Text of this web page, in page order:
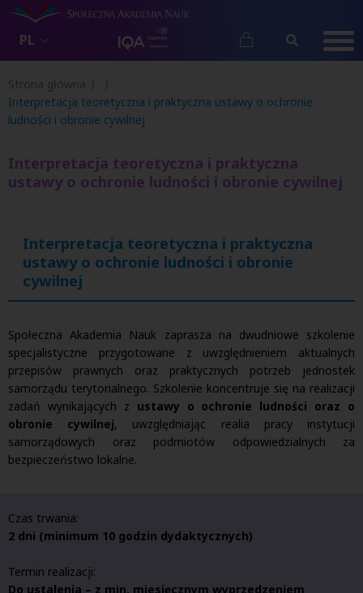
PL
Strona główna
Interpretacja teoretyczna i praktyczna ustawy o ochronie
ludności i obronie cywilnej
Interpretacja teoretyczna i praktyczna
ustawy o ochronie ludności i obronie cywilnej
Interpretacja teoretyczna i praktyczna
ustawy o ochronie ludności i obronie
cywilnej
Społeczna Akademia Nauk zaprasza na dwudniowe szkolenie
specjalistyczne przygotowane z uwzględnieniem aktualnych
przepisów prawnych oraz praktycznych potrzeb jednostek
samorządu terytorialnego. Szkolenie koncentruje się na realizacji
zadań wynikających z ustawy o ochronie ludności oraz o
obronie cywilnej, uwzględniając realia pracy instytucji
samorządowych oraz podmiotów odpowiedzialnych za
bezpieczeństwo lokalne.
Czas trwania:
2 dni (minimum 10 godzin dydaktycznych)
Termin realizacji:
Do ustalenia – z min. miesięcznym wyprzedzeniem